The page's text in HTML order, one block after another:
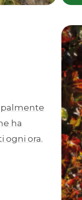
ha
ogni ora.